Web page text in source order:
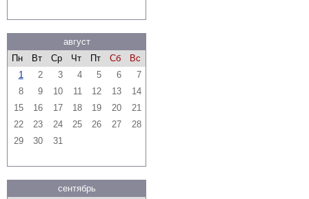
август
Пн
Вт Ср Чт Пт Сб
Вс
1
2 3 4 5 6
7
8
9 10 11 12 13
14
15
16 17 18 19 20
21
22
23 24 25 26 27
28
29
30 31
сентябрь